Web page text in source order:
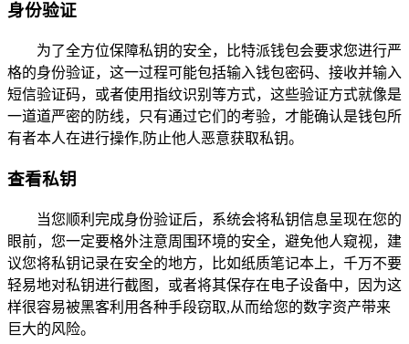
身份验证
为了全方位保障私钥的安全，比特派钱包会要求您进行严
格的身份验证，这一过程可能包括输入钱包密码、接收并输入
短信验证码，或者使用指纹识别等方式，这些验证方式就像是
一道道严密的防线，只有通过它们的考验，才能确认是钱包所
有者本人在进行操作,防止他人恶意获取私钥。
查看私钥
当您顺利完成身份验证后，系统会将私钥信息呈现在您的
眼前，您一定要格外注意周围环境的安全，避免他人窥视，建
议您将私钥记录在安全的地方，比如纸质笔记本上，千万不要
轻易地对私钥进行截图，或者将其保存在电子设备中，因为这
样很容易被黑客利用各种手段窃取,从而给您的数字资产带来
巨大的风险。